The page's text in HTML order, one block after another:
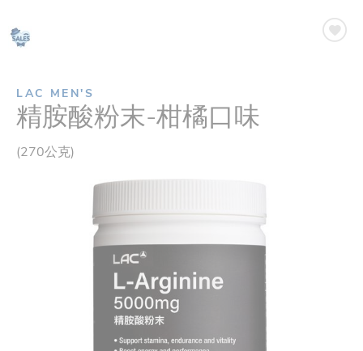
LAC MEN'S
精胺酸粉末-柑橘口味
(270公克)